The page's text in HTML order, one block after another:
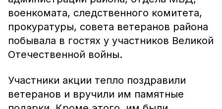
военкомата, следственного комитета,
прокуратуры, совета ветеранов района
побывала в гостях у участников Великой
Отечественной войны.
Участники акции тепло поздравили
ветеранов и вручили им памятные